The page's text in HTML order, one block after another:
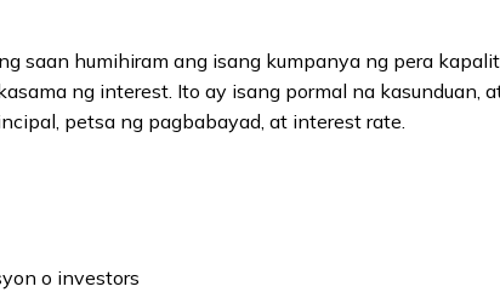
saan humihiram ang isang kumpanya ng pera
ng interest. Ito ay isang pormal na kasunduan,
petsa ng pagbabayad, at interest rate.
o investors